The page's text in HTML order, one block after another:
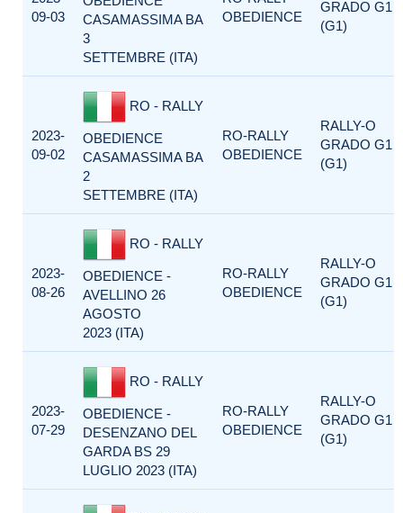
09-03
CASAMASSIMA BA
3
SETTEMBRE (ITA)
OBEDIENCE
GRADO G1
(G1)
2023-
09-02
RO - RALLY
OBEDIENCE
CASAMASSIMA BA
2
SETTEMBRE (ITA)
RO-RALLY
OBEDIENCE
RALLY-O
GRADO G1
(G1)
2023-
08-26
RO - RALLY
OBEDIENCE -
AVELLINO 26
AGOSTO
2023 (ITA)
RO-RALLY
OBEDIENCE
RALLY-O
GRADO G1
(G1)
2023-
07-29
RO - RALLY
OBEDIENCE -
DESENZANO DEL
GARDA BS 29
LUGLIO 2023 (ITA)
RO-RALLY
OBEDIENCE
RALLY-O
GRADO G1
(G1)